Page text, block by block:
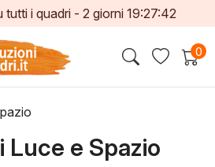
i quadri - 2 giorni 19:27:40
0
Luce e Spazio